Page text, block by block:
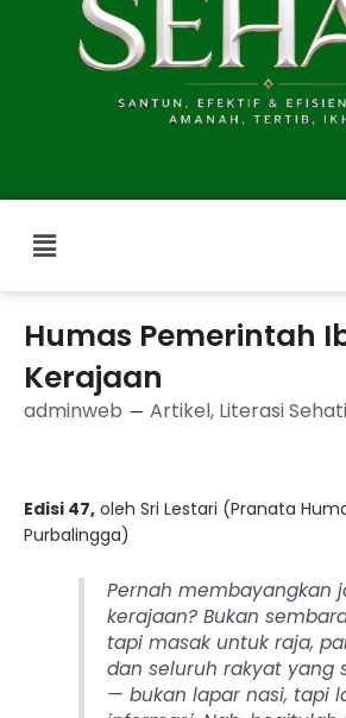
Menu
Humas Pemerintah
Kerajaan
adminweb Artikel, Literasi Sehati
Edisi 47, oleh Sri Lestari (Pranata
Purbalingga)
Pernah membayangkan
kerajaan? Bukan
tapi masak untuk raja,
dan seluruh rakyat yang
— bukan lapar nasi, tapi